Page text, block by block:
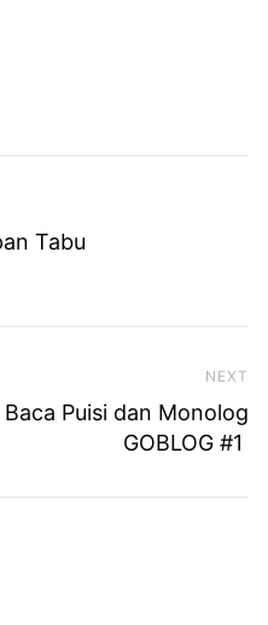
Tabu
NEXT
Puisi dan Monolog⁣
GOBLOG #1⁣ ⁣